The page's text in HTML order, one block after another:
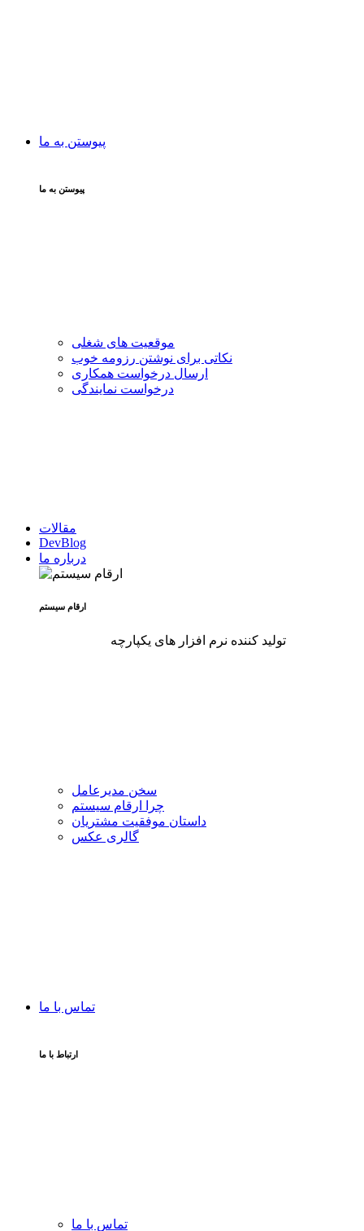
پیوستن به ما
پیوستن به ما
موقعیت های شغلی
نکاتی برای نوشتن رزومه خوب
ارسال درخواست همکاری
درخواست نمایندگی
مقالات
DevBlog
درباره ما
ارقام سیستم
تولید کننده نرم افزار های یکپارچه
سخن مدیرعامل
چرا ارقام سیستم
داستان موفقیت مشتریان
گالری عکس
تماس با ما
ارتباط با ما
تماس با ما